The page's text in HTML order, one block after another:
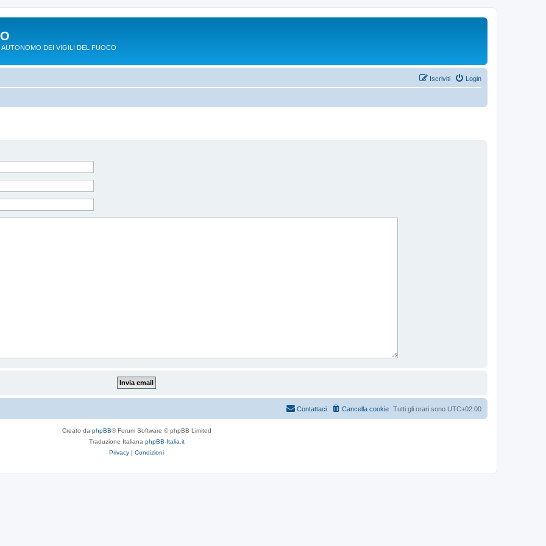
DEI VIGILI DEL FUOCO
Login
Iscriviti
Tutti gli orari sono UTC+02:00
Cancella cookie
Contattaci
Creato da phpBB® Forum Software © phpBB Limited
Traduzione Italiana phpBB-Italia.it
Privacy | Condizioni